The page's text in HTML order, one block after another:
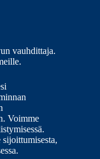
vauhdittaja.
Voimme
sijoittumisesta,